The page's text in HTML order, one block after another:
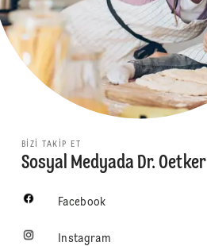
BIZI TAKIP ET
Sosyal Medyada Dr. Oetker
Facebook
Instagram